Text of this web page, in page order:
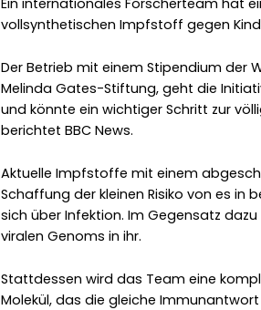
Ein internationales Forscherteam hat
vollsynthetischen Impfstoff gegen
Der Betrieb mit einem Stipendium der
Melinda Gates-Stiftung, geht die
und könnte ein wichtiger Schritt zur
berichtet BBC News.
Aktuelle Impfstoffe mit einem
Schaffung der kleinen Risiko von es in
sich über Infektion. Im Gegensatz
viralen Genoms in ihr.
Stattdessen wird das Team eine
Molekül, das die gleiche